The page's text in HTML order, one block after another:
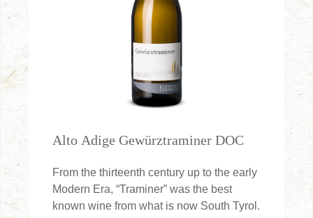
Alto Adige Gewürztraminer DOC
From the thirteenth century up to the early
Modern Era, “Traminer” was the best
known wine from what is now South Tyrol.